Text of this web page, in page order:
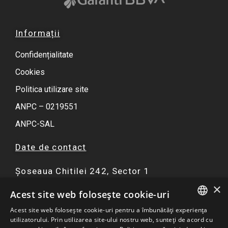
Informații
Confidențialitate
Cookies
Politica utilizare site
ANPC – 0219551
ANPC-SAL
Date de contact
Șoseaua Chitilei 242, Sector 1
F
a
c
I
n
s
Y
o
u
W
h
a
☏ 0751 299 402
ROMANIAN
×
Acest site web folosește cookie-uri
Acest site web folosește cookie-uri pentru a îmbunătăți experiența
utilizatorului. Prin utilizarea site-ului nostru web, sunteți de acord cu